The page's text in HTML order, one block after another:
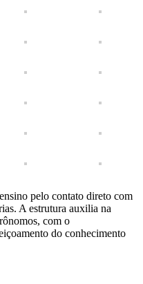
pelo contato direto com
A estrutura auxilia na
com o
do conhecimento